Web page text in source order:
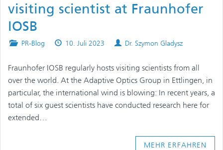
visiting scientist at Fraunhofer
IOSB
Posted
PR-Blog
Published
10. Juli 2023 Authors
Dr. Szymon Gladysz
Fraunhofer IOSB regularly hosts visiting scientists from all
over the world. At the Adaptive Optics Group in Ettlingen, in
particular, the international wind is blowing: In recent years, a
total of six guest scientists have conducted research here for
extended…
MEHR ERFAHREN